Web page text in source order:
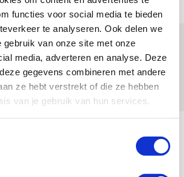
functies voor social media te bieden
te analyseren. Ook delen we
gebruik van onze site met onze
media, adverteren en analyse. Deze
gegevens combineren met andere
ze hebt verstrekt of die ze hebben
van je gebruik van hun services.
Ajax of Ajax 1? Dat
‘geen reet’ uit